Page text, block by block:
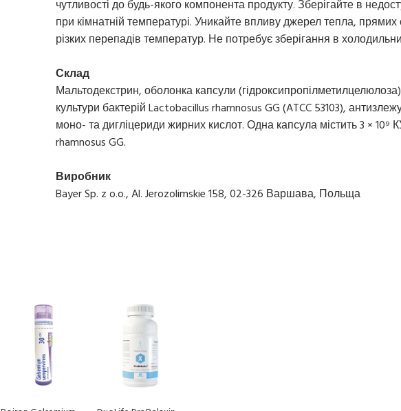
чутливості до будь-якого компонента продукту. Зберігайте в
при кімнатній температурі. Уникайте впливу джерел тепла, прямих
різких перепадів температур. Не потребує зберігання в
Склад
Мальтодекстрин, оболонка капсули
культури бактерій Lactobacillus rhamnosus GG (ATCC 53103),
моно- та дигліцериди жирних кислот. Одна капсула містить 3 × 10⁹
rhamnosus GG.
Виробник
Bayer Sp. z o.o., Al. Jerozolimskie 158, 02-326 Варшава, Польща